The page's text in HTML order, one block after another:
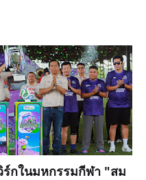
กในมหกรรมกีฬา "สม